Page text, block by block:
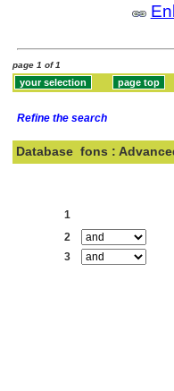
page 1 of 1
Refine the search
Database fons :
1
2
3